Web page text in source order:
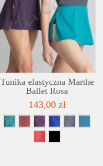
LISTA ŻYCZEŃ
SZCZEGÓŁY
Tunika elastyczna Marthe
Ballet Rosa
143,00 zł